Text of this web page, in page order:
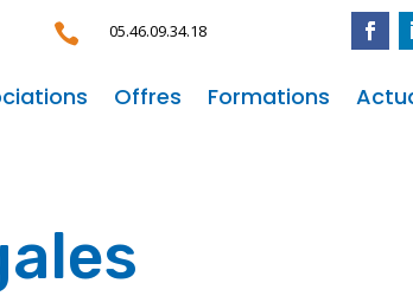
 05.46.09.34.18
Offres Formations